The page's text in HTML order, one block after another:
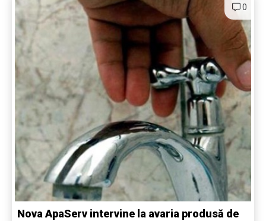
0
Nova ApaServ intervine la avaria produsă de